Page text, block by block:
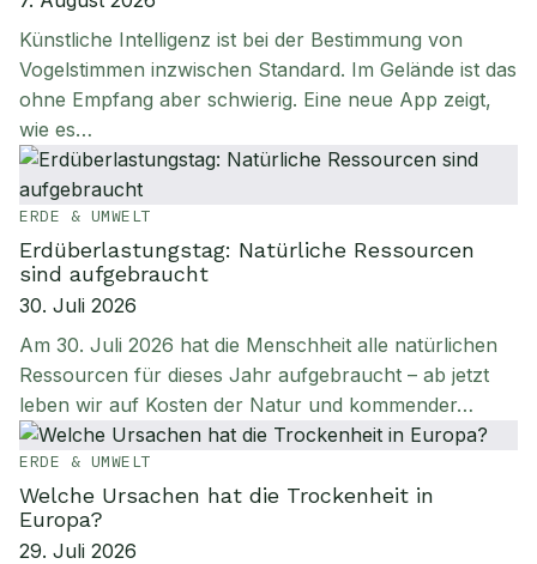
Künstliche Intelligenz ist bei der Bestimmung von
Vogelstimmen inzwischen Standard. Im Gelände ist das
ohne Empfang aber schwierig. Eine neue App zeigt,
wie es…
ERDE & UMWELT
Erdüberlastungstag: Natürliche Ressourcen
sind aufgebraucht
30. Juli 2026
Am 30. Juli 2026 hat die Menschheit alle natürlichen
Ressourcen für dieses Jahr aufgebraucht – ab jetzt
leben wir auf Kosten der Natur und kommender…
ERDE & UMWELT
Welche Ursachen hat die Trockenheit in
Europa?
29. Juli 2026